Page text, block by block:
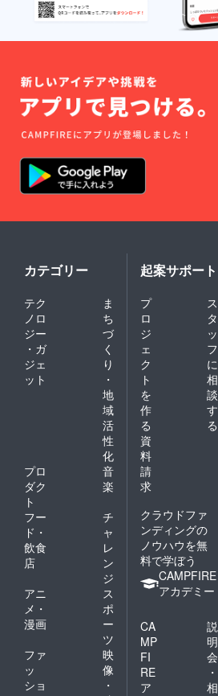
カテゴリー
テク
ノロ
ジー
・ガ
ジェ
ット
ま
ち
づ
く
り
・
地
域
活
性
化
プロ
ダク
ト
音
楽
フー
ド・
飲食
店
チ
ャ
レ
ン
ジ
アニ
メ・
漫画
ス
ポ
ー
ツ
ファ
ッ
ショ
映
像
・
起案サポート
プ
ロ
ジ
ェ
ク
ト
を
作
る
ス
タ
ッ
フ
に
相
談
す
る
資
料
請
求
クラウドファ
ンディングの
ノウハウを無
料で学ぼう
CAMPFIRE
アカデミー
CA
MP
FI
RE
ア
説
明
会
・
相